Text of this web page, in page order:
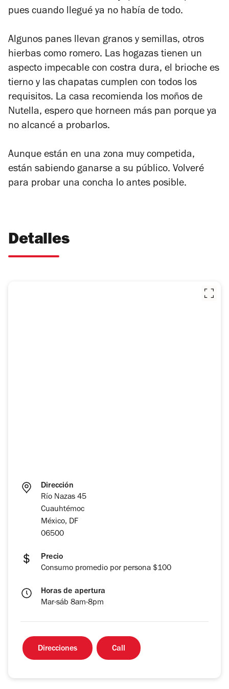
pues cuando llegué ya no había de todo.
Algunos panes llevan granos y semillas, otros
hierbas como romero. Las hogazas tienen un
aspecto impecable con costra dura, el brioche es
tierno y las chapatas cumplen con todos los
requisitos. La casa recomienda los moños de
Nutella, espero que horneen más pan porque ya
no alcancé a probarlos.
Aunque están en una zona muy competida,
están sabiendo ganarse a su público. Volveré
para probar una concha lo antes posible.
Detalles
Dirección
Río Nazas 45
Cuauhtémoc
México, DF
06500
Precio
Consumo promedio por persona $100
Horas de apertura
Mar-sáb 8am-8pm
Direcciones Call